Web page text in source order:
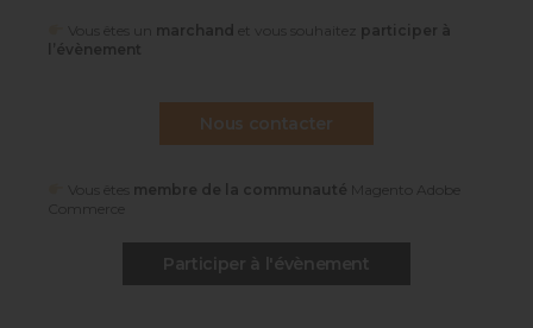
Vous êtes un marchand et vous souhaitez participer à
l’évènement
Nous contacter
Vous êtes membre de la communauté Magento Adobe
Commerce
Participer à l'évènement